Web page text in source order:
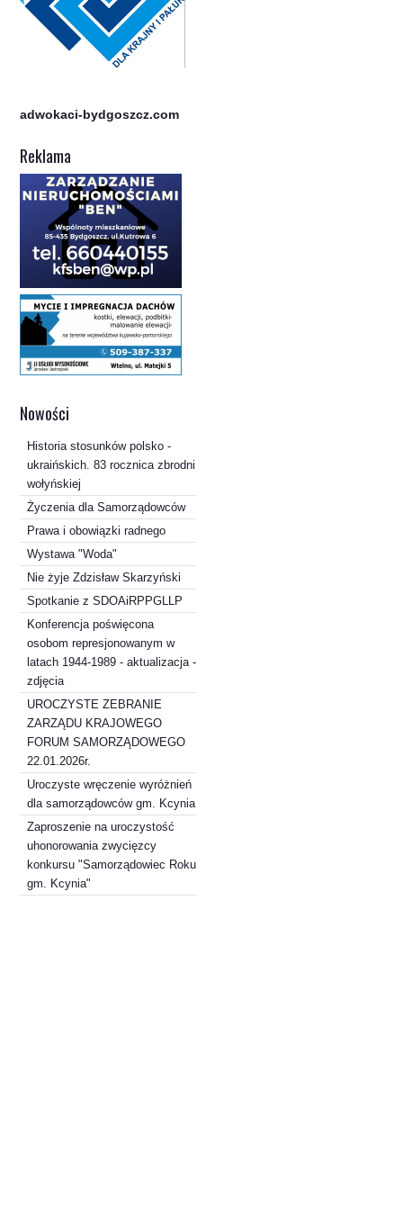
adwokaci-bydgoszcz.com
Reklama
Nowości
Historia stosunków polsko -
ukraińskich. 83 rocznica zbrodni
wołyńskiej
Życzenia dla Samorządowców
Prawa i obowiązki radnego
Wystawa "Woda"
Nie żyje Zdzisław Skarzyński
Spotkanie z SDOAiRPPGLLP
Konferencja poświęcona
osobom represjonowanym w
latach 1944-1989 - aktualizacja -
zdjęcia
UROCZYSTE ZEBRANIE
ZARZĄDU KRAJOWEGO
FORUM SAMORZĄDOWEGO
22.01.2026r.
Uroczyste wręczenie wyróżnień
dla samorządowców gm. Kcynia
Zaproszenie na uroczystość
uhonorowania zwycięzcy
konkursu "Samorządowiec Roku
gm. Kcynia"